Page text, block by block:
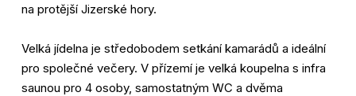
na protější Jizerské hory.
Velká jídelna je středobodem setkání kamarádů a ideální
pro společné večery. V přízemí je velká koupelna s infra
saunou pro 4 osoby, samostatným WC a dvěma